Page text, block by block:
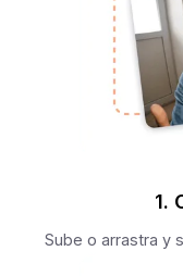
1.
Sube o arrastra y